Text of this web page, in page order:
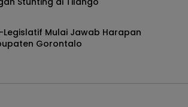
Legislatif Mulai Jawab Harapan
Gorontalo